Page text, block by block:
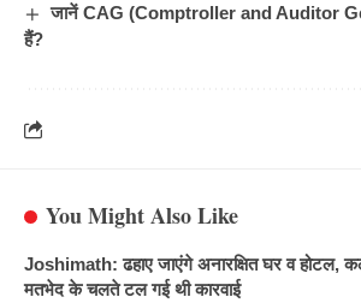
जानें CAG (Comptroller and Auditor
हैं?
You Might Also Like
Joshimath: ढहाए जाएंगे अनारक्षित घर व होटल,
मतभेद के चलते टल गई थी कारवाई